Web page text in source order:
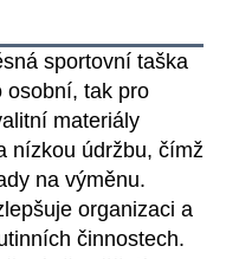
sportovní taška
osobní, tak pro
materiály
nízkou údržbu, čímž
na výměnu.
organizaci a
činnostech.